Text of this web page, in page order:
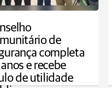
de
completa
e recebe
de utilidade